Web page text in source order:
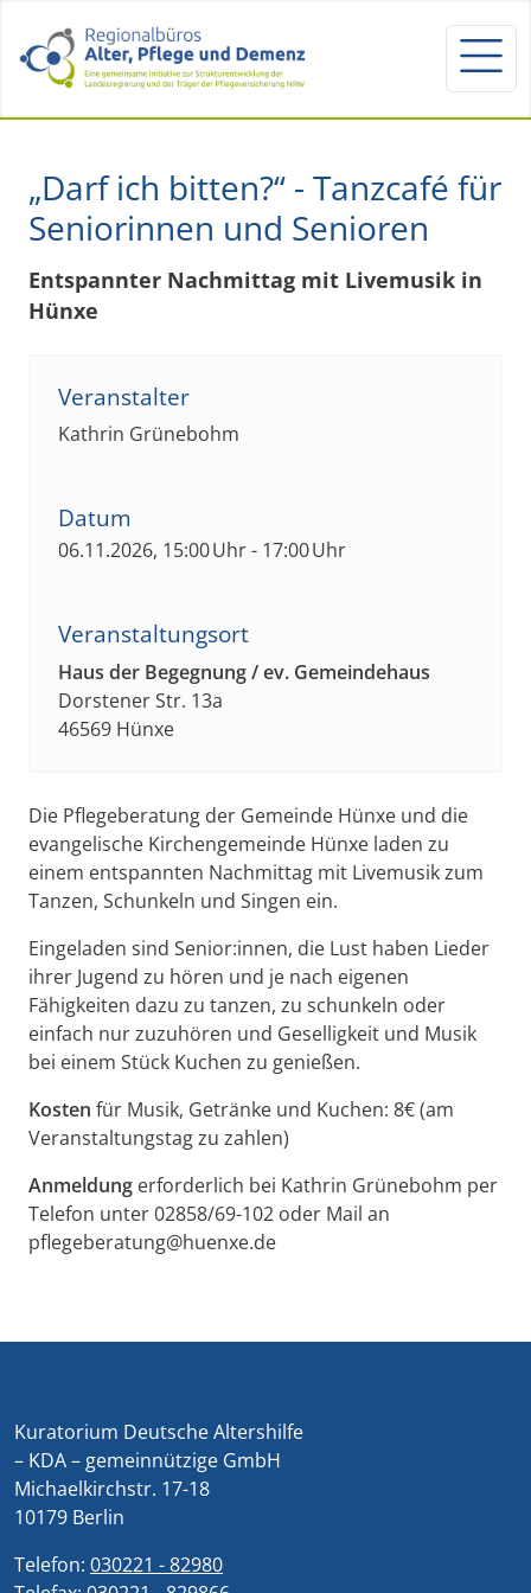
„Darf ich bitten?“ - Tanzcafé für
Seniorinnen und Senioren
Entspannter Nachmittag mit Livemusik in
Hünxe
Veranstalter
Kathrin Grünebohm
Datum
06.11.2026, 15:00 Uhr - 17:00 Uhr
Veranstaltungsort
Haus der Begegnung / ev. Gemeindehaus
Dorstener Str. 13a
46569 Hünxe
Die Pflegeberatung der Gemeinde Hünxe und die
evangelische Kirchengemeinde Hünxe laden zu
einem entspannten Nachmittag mit Livemusik zum
Tanzen, Schunkeln und Singen ein.
Eingeladen sind Senior:innen, die Lust haben Lieder
ihrer Jugend zu hören und je nach eigenen
Fähigkeiten dazu zu tanzen, zu schunkeln oder
einfach nur zuzuhören und Geselligkeit und Musik
bei einem Stück Kuchen zu genießen.
Kosten für Musik, Getränke und Kuchen: 8€ (am
Veranstaltungstag zu zahlen)
Anmeldung erforderlich bei Kathrin Grünebohm per
Telefon unter 02858/69-102 oder Mail an
pflegeberatung@huenxe.de
Kuratorium Deutsche Altershilfe
– KDA – gemeinnützige GmbH
Michaelkirchstr. 17-18
10179 Berlin
Telefon: 030221 - 82980